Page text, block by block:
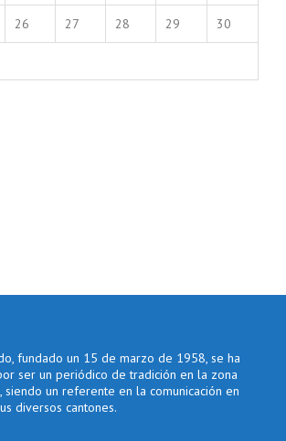
26 27 28 29 30
fundado un 15 de marzo de 1958, se ha
ser un periódico de tradición en la zona
siendo un referente en la comunicación en
diversos cantones.